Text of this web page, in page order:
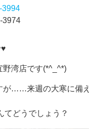
3994
3974
野湾店です(*^_^*)
が……来週の大寒に備
てどうでしょう？